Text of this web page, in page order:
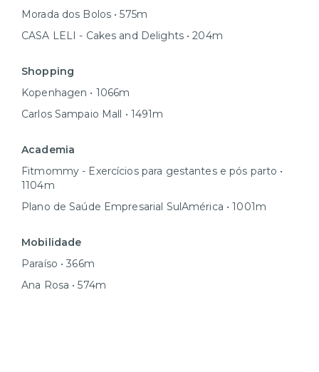
Morada dos Bolos • 575m
CASA LELI - Cakes and Delights • 204m
Shopping
Kopenhagen • 1066m
Carlos Sampaio Mall • 1491m
Academia
Fitmommy - Exercícios para gestantes e pós parto •
1104m
Plano de Saúde Empresarial SulAmérica • 1001m
Mobilidade
Paraíso • 366m
Ana Rosa • 574m